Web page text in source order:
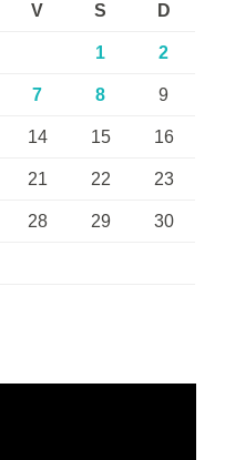
V S D
1 2
7 8 9
14 15 16
21 22 23
28 29 30